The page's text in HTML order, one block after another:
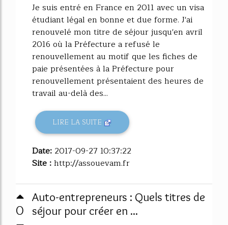
Je suis entré en France en 2011 avec un visa
étudiant légal en bonne et due forme. J'ai
renouvelé mon titre de séjour jusqu'en avril
2016 où la Préfecture a refusé le
renouvellement au motif que les fiches de
paie présentées à la Préfecture pour
renouvellement présentaient des heures de
travail au-delà des...
LIRE LA SUITE
Date: 2017-09-27 10:37:22
Site :http://assouevam.fr
0
Auto-entrepreneurs : Quels titres de
séjour pour créer en ...